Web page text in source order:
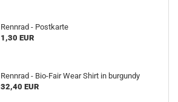
Rennrad - Postkarte
1,30 EUR
Rennrad - Bio-Fair Wear Shirt in burgundy
32,40 EUR